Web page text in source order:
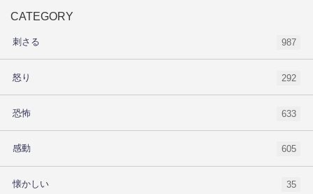
CATEGORY
刺さる 987
怒り 292
恐怖 633
感動 605
懐かしい 35